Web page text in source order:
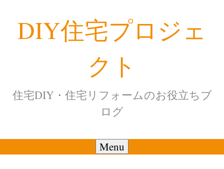
DIY住宅プロジェ
クト
住宅DIY・住宅リフォームのお役立ちブ
ログ
Menu